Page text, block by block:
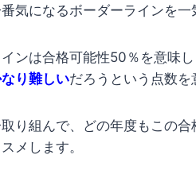
気になるボーダーラインを一
ンは合格可能性50％を意味し
り難しいだろうという点数を
り組んで、どの年度もこの
メします。